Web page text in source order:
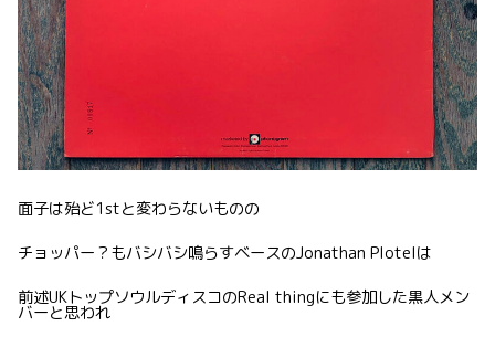
面子は殆ど1stと変わらないものの
チョッパー？もバシバシ鳴らすベースのJonathan Plotelは
前述UKトップソウルディスコのReal thingにも参加した黒人メン
バーと思われ